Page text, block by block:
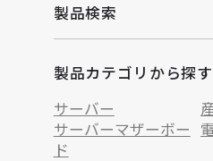
製品検索
製品カテゴリから探す
サーバー
サーバーマザーボー
ド